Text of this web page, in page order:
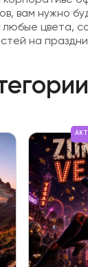
вам нужно
цвета,
на